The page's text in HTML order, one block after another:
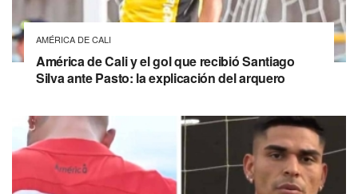
AMÉRICA DE CALI
América de Cali y el gol que recibió Santiago
Silva ante Pasto: la explicación del arquero